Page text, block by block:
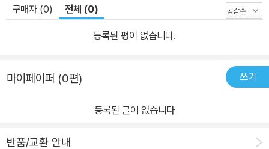
구매자 (0) 전체 (0)
등록된 평이 없습니다.
마이페이퍼 (0편) 쓰기
등록된 글이 없습니다
반품/교환 안내